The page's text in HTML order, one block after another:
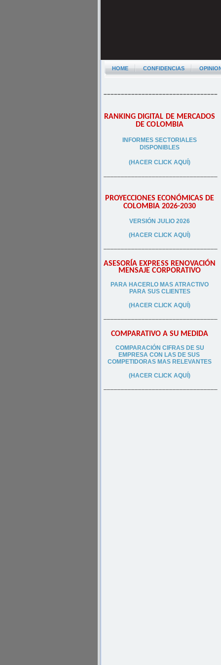
HOME CONFIDENCIAS
–––––––––––––––––––––––––––––––––
RANKING DIGITAL DE MERCADOS
DE COLOMBIA
INFORMES SECTORIALES
DISPONIBLES
(HACER CLICK AQUÍ)
–––––––––––––––––––––––––––––––––
PROYECCIONES ECONÓMICAS DE
COLOMBIA 2026-2030
VERSIÓN JULIO 2026
(HACER CLICK AQUÍ)
–––––––––––––––––––––––––––––––––
ASESORÍA EXPRESS RENOVACIÓN
MENSAJE CORPORATIVO
PARA HACERLO MAS ATRACTIVO
PARA SUS CLIENTES
(HACER CLICK AQUÍ)
–––––––––––––––––––––––––––––––––
COMPARATIVO A SU MEDIDA
COMPARACIÓN CIFRAS DE SU
EMPRESA CON LAS DE SUS
COMPETIDORAS MAS RELEVANTES
(HACER CLICK AQUÍ)
–––––––––––––––––––––––––––––––––